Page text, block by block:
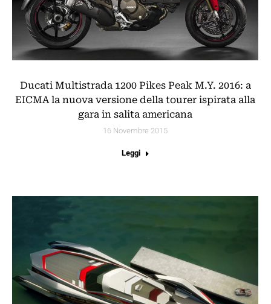
Ducati Multistrada 1200 Pikes Peak M.Y. 2016: a
EICMA la nuova versione della tourer ispirata alla
gara in salita americana
16 Novembre 2015
Leggi